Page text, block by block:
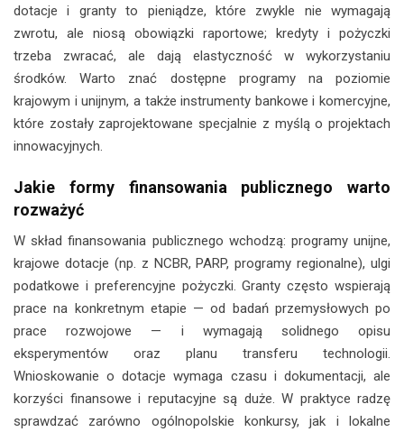
dotacje i granty to pieniądze, które zwykle nie wymagają
zwrotu, ale niosą obowiązki raportowe; kredyty i pożyczki
trzeba zwracać, ale dają elastyczność w wykorzystaniu
środków. Warto znać dostępne programy na poziomie
krajowym i unijnym, a także instrumenty bankowe i komercyjne,
które zostały zaprojektowane specjalnie z myślą o projektach
innowacyjnych.
Jakie formy finansowania publicznego warto
rozważyć
W skład finansowania publicznego wchodzą: programy unijne,
krajowe dotacje (np. z NCBR, PARP, programy regionalne), ulgi
podatkowe i preferencyjne pożyczki. Granty często wspierają
prace na konkretnym etapie — od badań przemysłowych po
prace rozwojowe — i wymagają solidnego opisu
eksperymentów oraz planu transferu technologii.
Wnioskowanie o dotacje wymaga czasu i dokumentacji, ale
korzyści finansowe i reputacyjne są duże. W praktyce radzę
sprawdzać zarówno ogólnopolskie konkursy, jak i lokalne